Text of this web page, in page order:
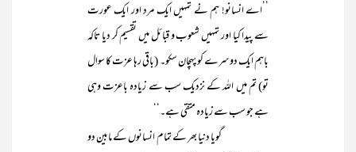
’’اے انسانو! ہم نے تمہیں ایک مرد اور ایک عورت
سے پیدا کیا اور تمہیں شعوب و قبائل میں تقسیم کر دیا تاکہ
باہم ایک دوسرے کو پہچان سکو۔ (باقی رہا عزت کا سوال
تو) تم میں اللہ کے نزدیک سب سے زیادہ باعزت وہی
ہے جو سب سے زیادہ متقی ہے۔‘‘
گویا دنیا بھر کے تمام انسانوں کے مابین دو